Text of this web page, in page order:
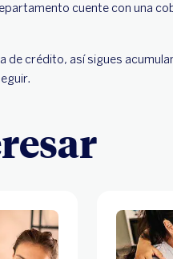
cuente con una
crédito, así sigues